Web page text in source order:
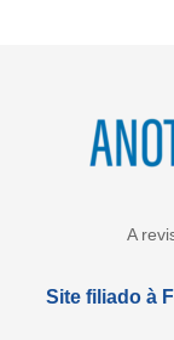
A
Site filiado à